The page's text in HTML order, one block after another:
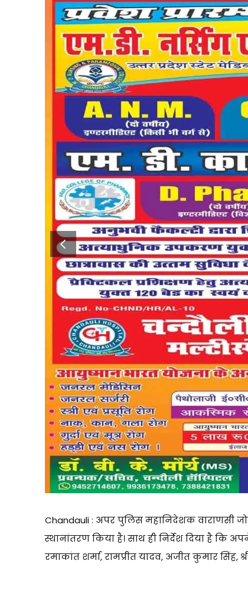
Chandauli : अपर पुलिस महानिदेशक वाराणसी
स्थानांतरण किया है। साथ ही निर्देश दिया है
रमाकांत शर्मा, रामप्रीत यादव, अजीत कुमार सिंह,